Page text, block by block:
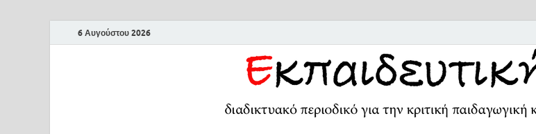
6 Αυγούστου 2026